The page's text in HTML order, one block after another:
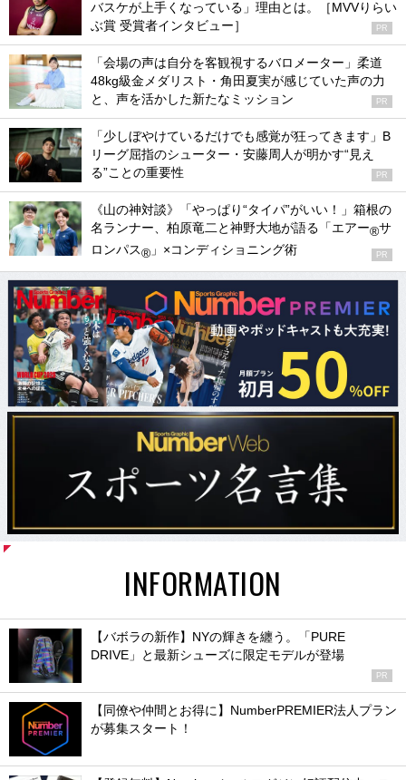
バスケが上手くなっている」理由とは。［MVVりらい
ぶ賞 受賞者インタビュー］
PR
「会場の声は自分を客観視するバロメーター」柔道
48kg級金メダリスト・角田夏実が感じていた声の力
と、声を活かした新たなミッション
PR
「少しぼやけているだけでも感覚が狂ってきます」B
リーグ屈指のシューター・安藤周人が明かす“見え
る”ことの重要性
PR
《山の神対談》「やっぱり“タイパ”がいい！」箱根の
名ランナー、柏原竜二と神野大地が語る「エアー®サ
ロンパス® 」×コンディショニング術 PR
INFORMATION
【バボラの新作】NYの輝きを纏う。「PURE
DRIVE」と最新シューズに限定モデルが登場
PR
【同僚や仲間とお得に】NumberPREMIER法人プラン
が募集スタート！